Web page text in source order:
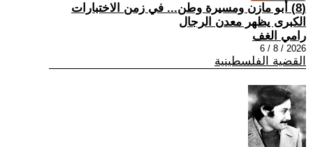
(8) أبو مازن ومسيرة وطن... في زمن الاختبارات
الكبرى يظهر معدن الرجال
رامي الغف
2026 / 8 / 6
القضية الفلسطينية